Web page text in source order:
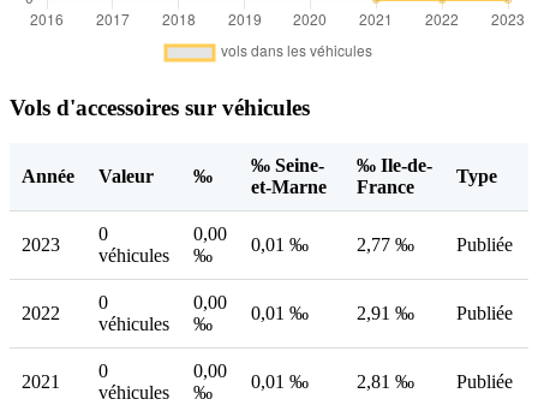
Vols d'accessoires sur véhicules
Année Valeur ‰
‰ Seine-
et-Marne
‰ Ile-de-
France
Type
2023
0
véhicules
0,00
‰
0,01 ‰ 2,77 ‰ Publiée
2022
0
véhicules
0,00
‰
0,01 ‰ 2,91 ‰ Publiée
2021
0
véhicules
0,00
‰
0,01 ‰ 2,81 ‰ Publiée